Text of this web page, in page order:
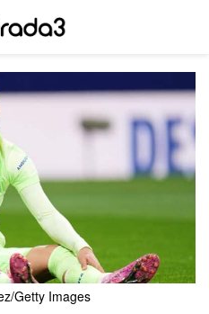
Getty Images